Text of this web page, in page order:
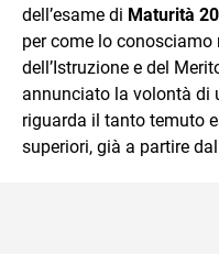
dell’esame di Maturità
per come lo
dell’Istruzione e del
annunciato la volontà di
riguarda il tanto temuto
superiori, già a partire